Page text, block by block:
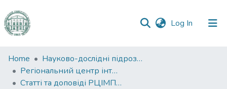
Log In (current)
Communities
&
Collections
Home
Науково-дослідні підрозділи
Регіональний центр інтегрованого моніторингу природного середовища та екологічних досліджень
Статті та доповіді РЦІМПСЕД